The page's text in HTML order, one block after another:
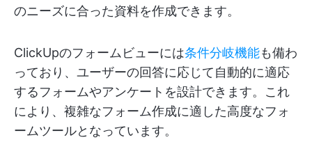
のニーズに合った資料を作成できます。
ClickUpのフォームビューには条件分岐機能も備わ
っており、ユーザーの回答に応じて自動的に適応
するフォームやアンケートを設計できます。これ
により、複雑なフォーム作成に適した高度なフォ
ームツールとなっています。